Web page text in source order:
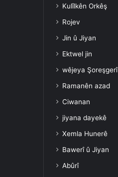
Kulîlkên Orkêş
Rojev
Jin û Jiyan
Ektwel jin
wêjeya Şoreşgerî
Ramanên azad
Ciwanan
jiyana dayekê
Xemla Hunerê
Bawerî û Jiyan
Abûrî